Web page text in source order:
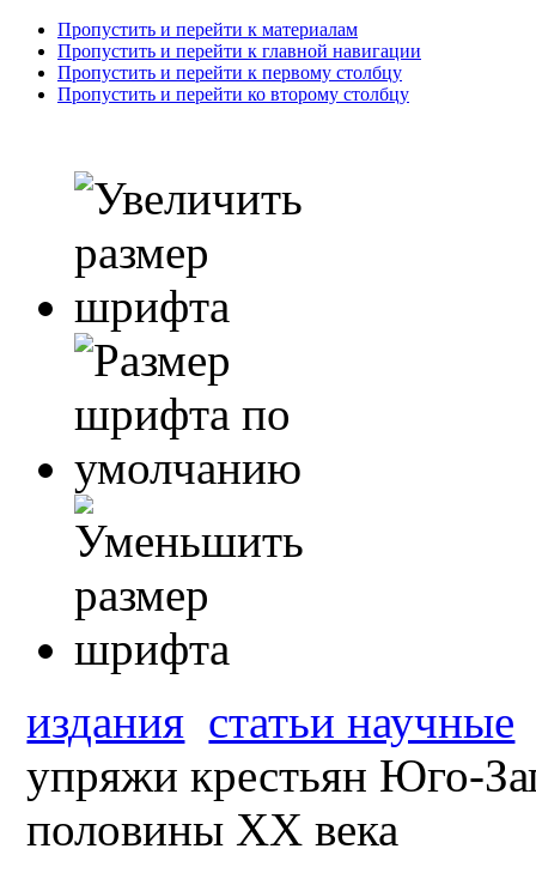
Пропустить и перейти к материалам
Пропустить и перейти к главной навигации
Пропустить и перейти к первому столбцу
Пропустить и перейти ко второму столбцу
издания статьи научные
упряжи крестьян Юго-
половины ХХ века